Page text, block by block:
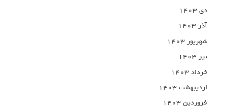
دی ۱۴۰۳
آذر ۱۴۰۳
شهریور ۱۴۰۳
تیر ۱۴۰۳
خرداد ۱۴۰۳
اردیبهشت ۱۴۰۳
فروردین ۱۴۰۳